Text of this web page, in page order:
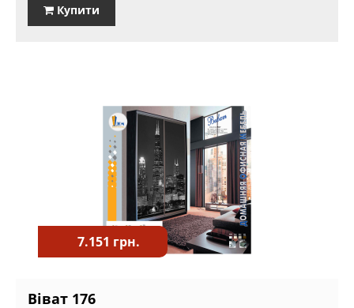
Купити
7.151 грн.
Віват 176